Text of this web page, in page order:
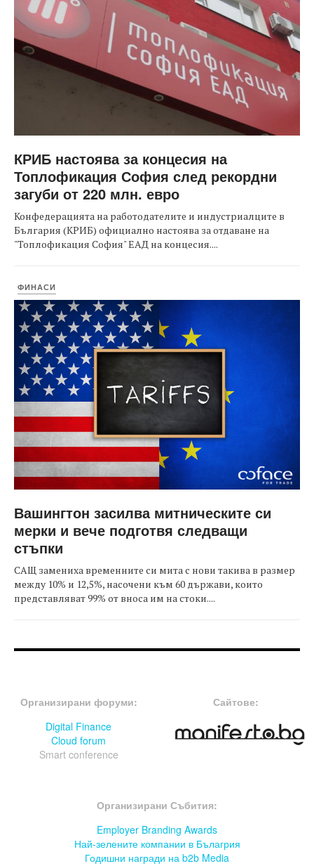
КРИБ настоява за концесия на
Топлофикация София след рекордни
загуби от 220 млн. евро
Конфедерацията на работодателите и индустриалците в
България (КРИБ) официално настоява за отдаване на
"Топлофикация София" ЕАД на концесия....
ФИНАСИ
Вашингтон засилва митническите си
мерки и вече подготвя следващи
стъпки
САЩ замениха временните си мита с нови такива в размер
между 10% и 12,5%, насочени към 60 държави, които
представляват 99% от вноса им на стоки....
Организирани форуми:
Digital Finance
Cloud forum
Smart conference
Сайтове:
Организирани Събития:
Employer Branding Awards
Най-зелените компании в Бълагрия
Годишни награди на b2b Media